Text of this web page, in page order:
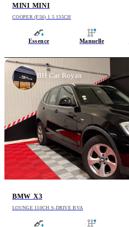
MINI MINI
COOPER (F56) 1.5 135CH
Essence Manuelle
BMW X3
LOUNGE 150CH S-DRIVE BVA
BH Car Royan